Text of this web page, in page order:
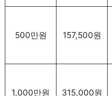
500만원 157,500원
1,000만원 315,000원